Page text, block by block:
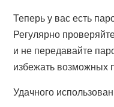
Теперь у вас есть
Регулярно
и не передавайте
избежать возможных
Удачного